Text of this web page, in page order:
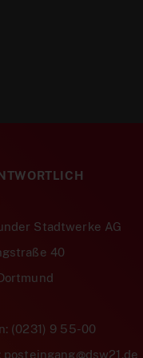
Stadtwerke AG
40
(0231) 9 55-00
posteingang@dsw21.de